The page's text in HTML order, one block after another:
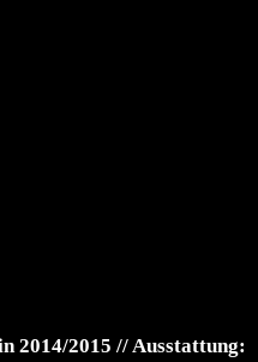
2014/2015 // Ausstattung: